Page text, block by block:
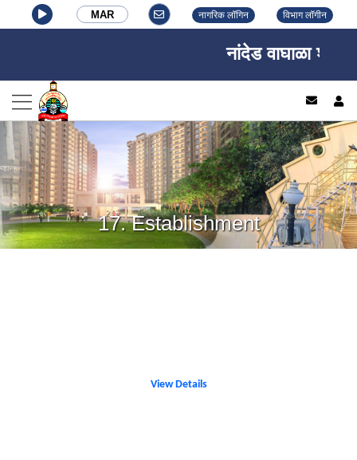
MAR नागरिक लॉगिन विभाग लॉगीन
नांदेड वाघाळा शहर
17. Establishment
View Details